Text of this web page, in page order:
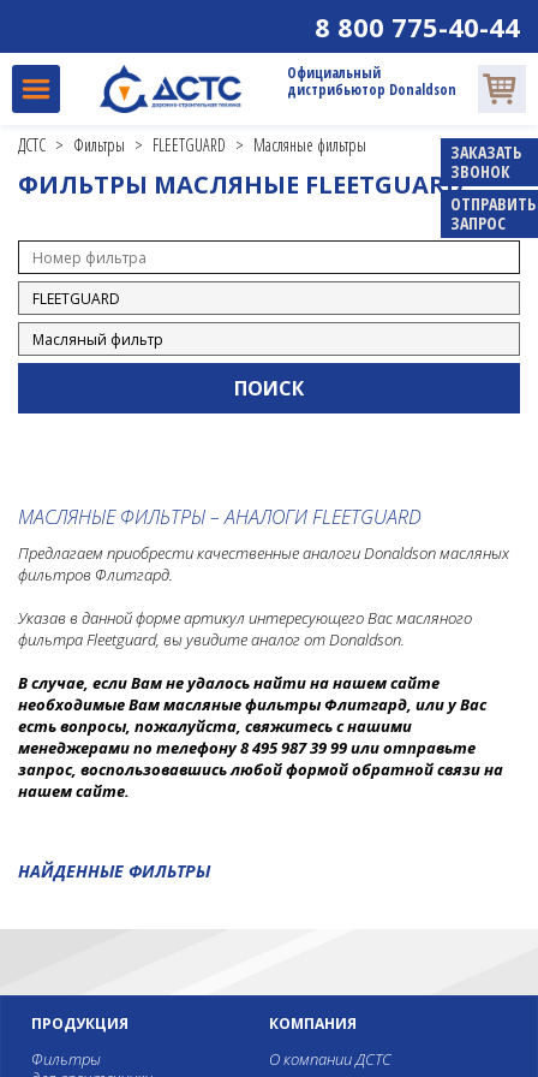
8 800 775-40-44
Официальный
дистрибьютор Donaldson
ЗАКАЗАТЬ
ЗВОНОК
ОТПРАВИТЬ
ЗАПРОС
ДСТС > Фильтры > FLEETGUARD > Масляные фильтры
ФИЛЬТРЫ МАСЛЯНЫЕ FLEETGUARD
МАСЛЯНЫЕ ФИЛЬТРЫ – АНАЛОГИ FLEETGUARD
Предлагаем приобрести качественные аналоги Donaldson масляных
фильтров Флитгард.
Указав в данной форме артикул интересующего Вас масляного
фильтра Fleetguard, вы увидите аналог от Donaldson.
В случае, если Вам не удалось найти на нашем сайте
необходимые Вам масляные фильтры Флитгард, или у Вас
есть вопросы, пожалуйста, свяжитесь с нашими
менеджерами по телефону 8 495 987 39 99 или отправьте
запрос, воспользовавшись любой формой обратной связи на
нашем сайте.
НАЙДЕННЫЕ ФИЛЬТРЫ
КОМПАНИЯ
О компании ДСТС
ПРОДУКЦИЯ
Фильтры